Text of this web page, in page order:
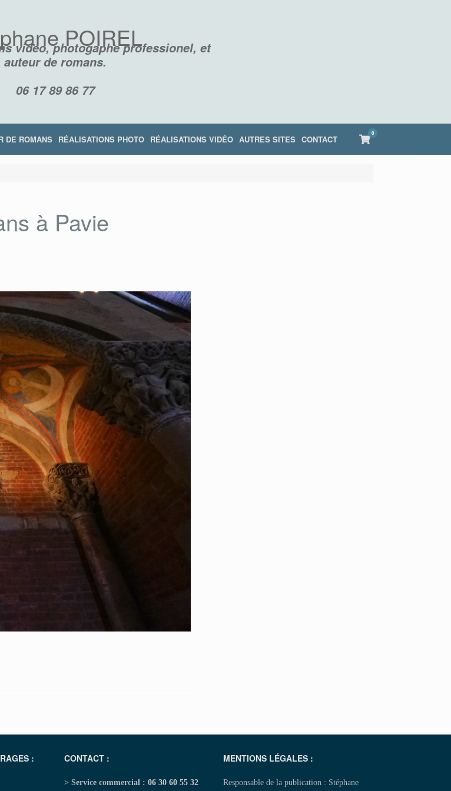
POIREL
vidéo, photogaphe professionel, et
auteur de romans.
06 17 89 86 77
DE ROMANS RÉALISATIONS PHOTO RÉALISATIONS VIDÉO AUTRES SITES CONTACT View
shopping
cart
0
à Pavie
: CONTACT :
> Service commercial : 06 30 60 55 32
MENTIONS LÉGALES :
Responsable de la publication : Stéphane